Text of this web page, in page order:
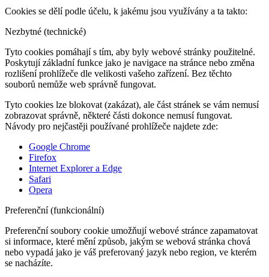
Cookies se dělí podle účelu, k jakému jsou využívány a ta takto:
Nezbytné (technické)
Tyto cookies pomáhají s tím, aby byly webové stránky použitelné.
Poskytují základní funkce jako je navigace na stránce nebo změna
rozlišení prohlížeče dle velikosti vašeho zařízení. Bez těchto
souborů nemůže web správně fungovat.
Tyto cookies lze blokovat (zakázat), ale část stránek se vám nemusí
zobrazovat správně, některé části dokonce nemusí fungovat.
Návody pro nejčastěji používané prohlížeče najdete zde:
Google Chrome
Firefox
Internet Explorer a Edge
Safari
Opera
Preferenční (funkcionální)
Preferenční soubory cookie umožňují webové stránce zapamatovat
si informace, které mění způsob, jakým se webová stránka chová
nebo vypadá jako je váš preferovaný jazyk nebo region, ve kterém
se nacházíte.